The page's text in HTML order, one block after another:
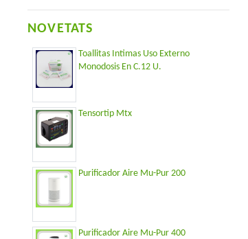
NOVETATS
Toallitas Intimas Uso Externo
Monodosis En C.12 U.
Tensortip Mtx
Purificador Aire Mu-Pur 200
Purificador Aire Mu-Pur 400